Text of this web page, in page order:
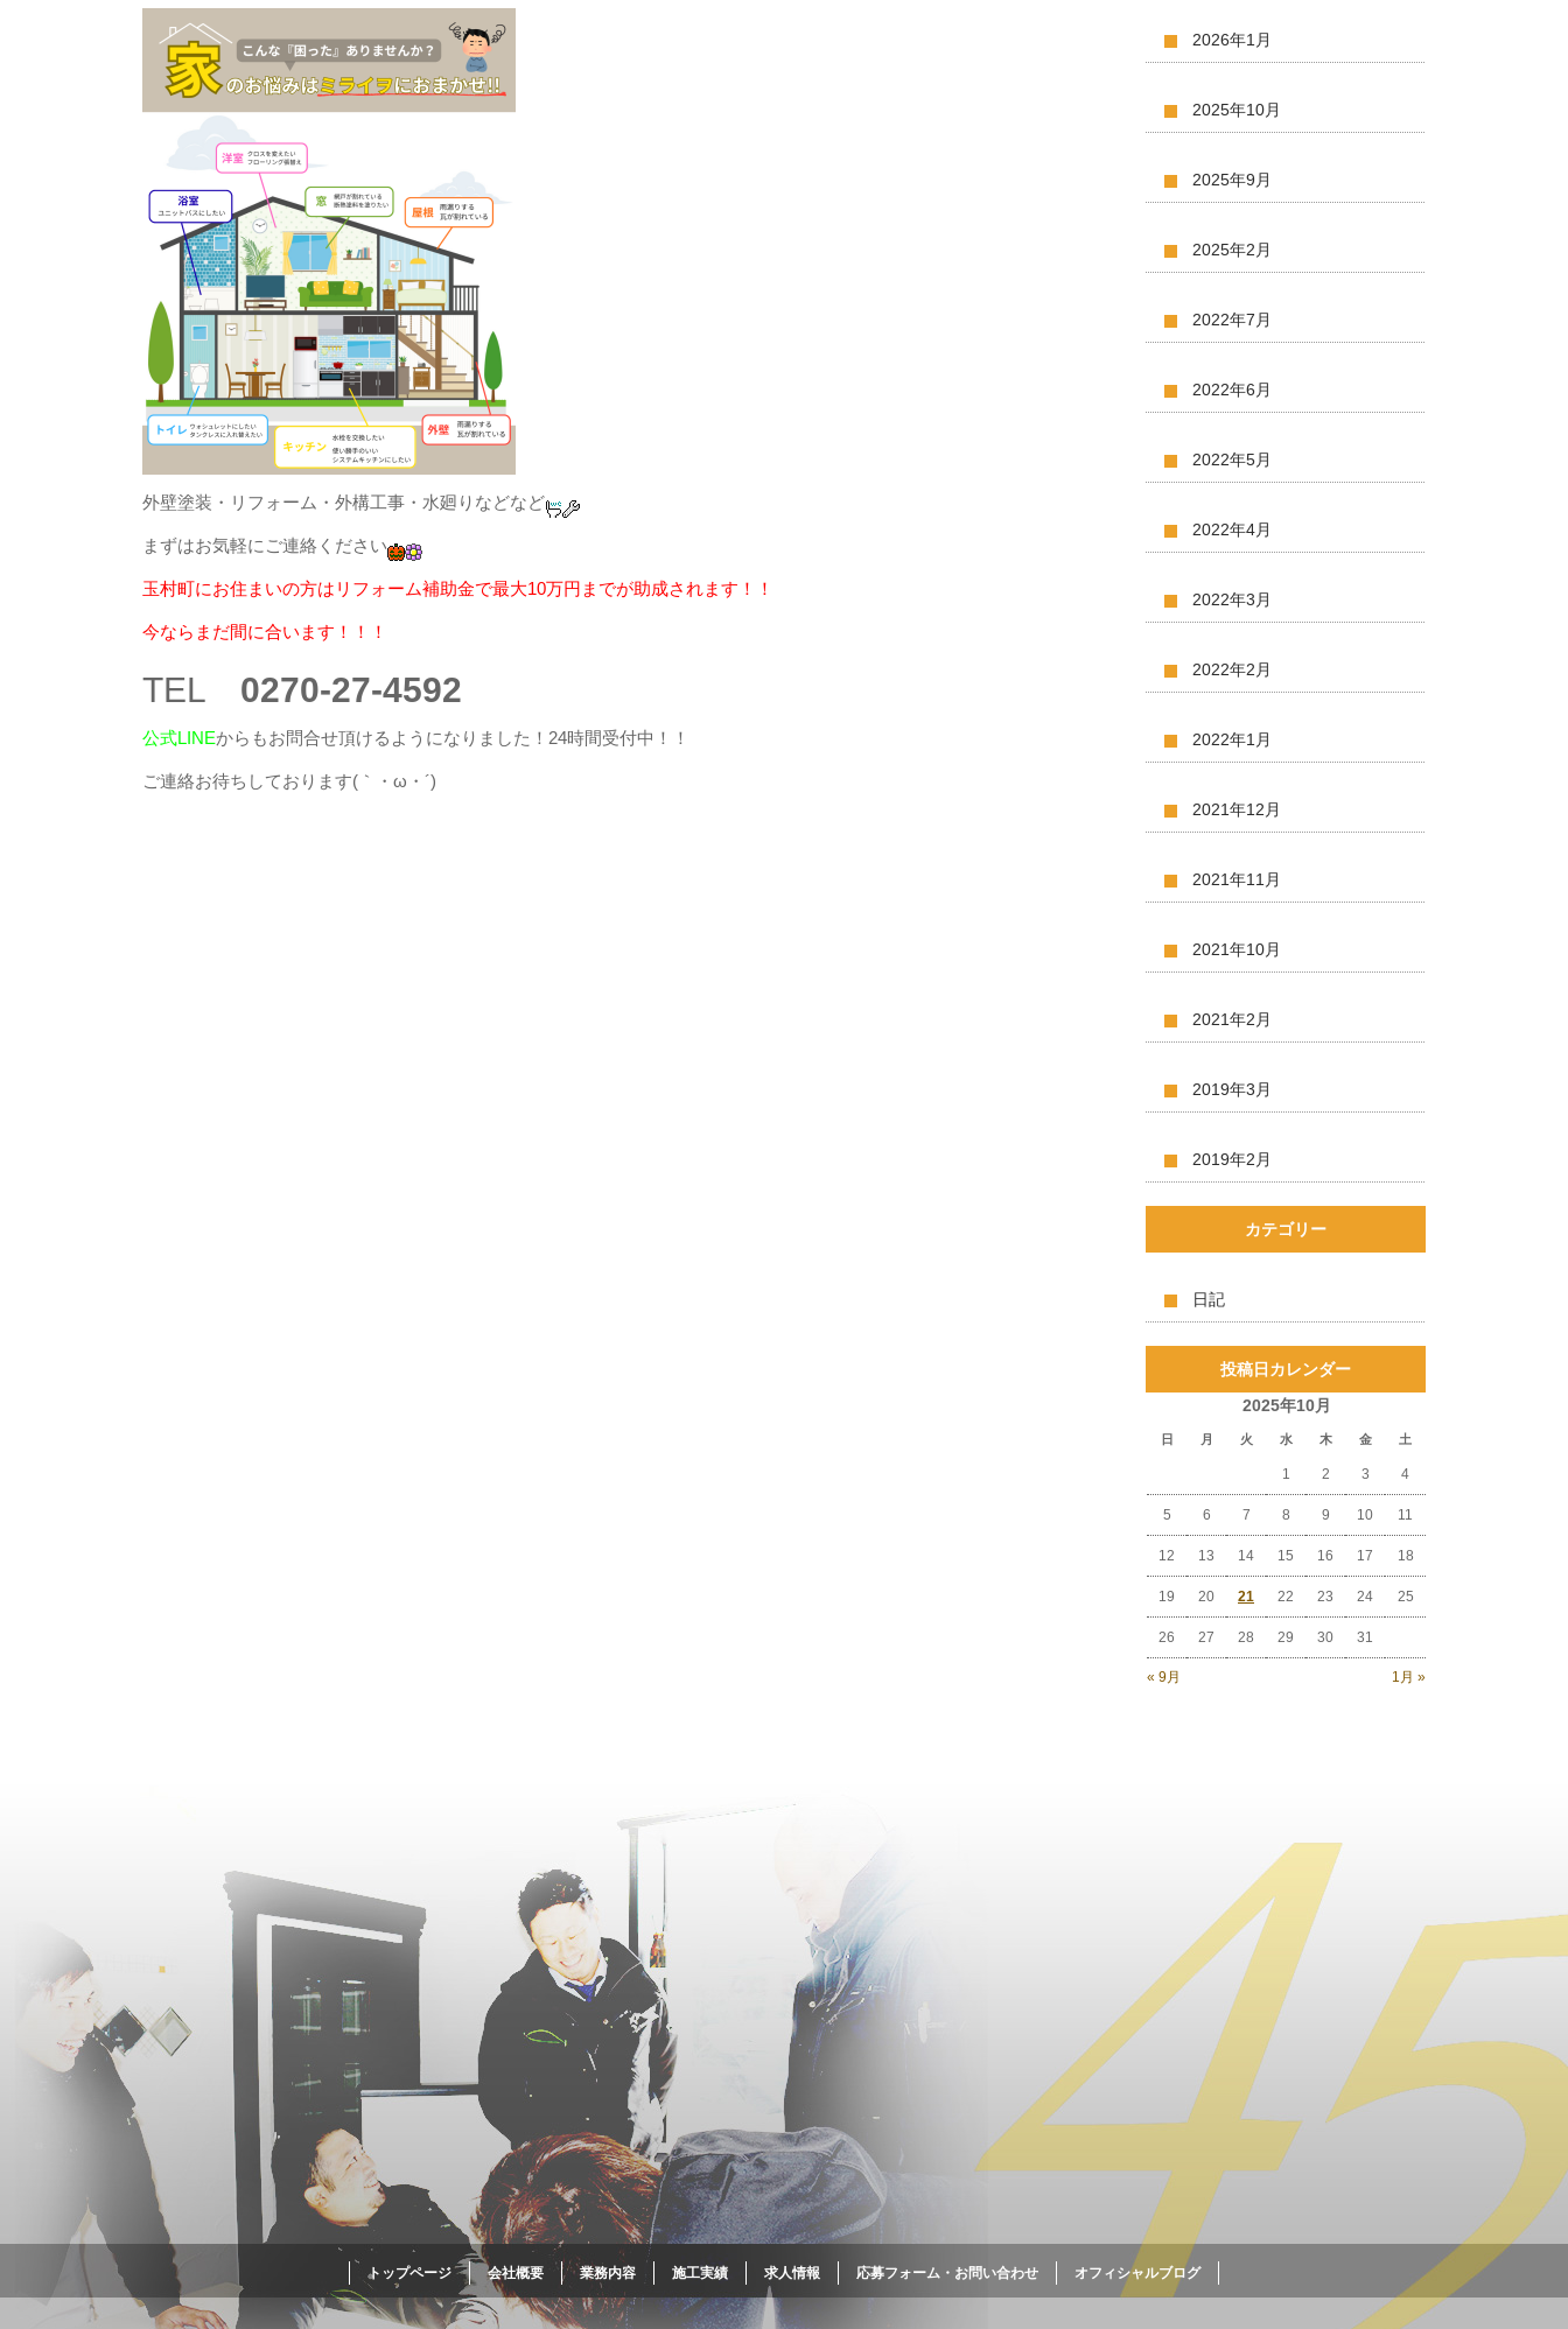
外壁塗装・リフォーム・外構工事・水廻りなどなど
まずはお気軽にご連絡ください
玉村町にお住まいの方はリフォーム補助金で最大10万円までが助成されます！！
今ならまだ間に合います！！！
TEL 0270-27-4592
公式LINEからもお問合せ頂けるようになりました！24時間受付中！！
ご連絡お待ちしております(｀・ω・´)ゞ
2026年1月
2025年10月
2025年9月
2025年2月
2022年7月
2022年6月
2022年5月
2022年4月
2022年3月
2022年2月
2022年1月
2021年12月
2021年11月
2021年10月
2021年2月
2019年3月
2019年2月
カテゴリー
日記
投稿日カレンダー
2025年10月
日 月 火 水 木 金 土
« 9月 1月 »
1 2 3 4
5 6 7 8 9 10 11
12 13 14 15 16 17 18
19 20 21 22 23 24 25
26 27 28 29 30 31
トップページ 会社概要 業務内容 施工実績 求人情報 応募フォーム・お問い合わせ オフィシャルブログ